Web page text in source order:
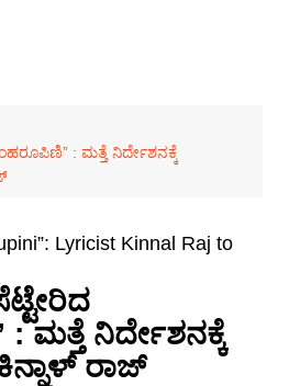
: ಮತ್ತೆ ನಿರ್ದೇಶನಕ್ಕೆ
Lyricist Kinnal Raj to
ಮತ್ತೆ ನಿರ್ದೇಶನಕ್ಕೆ
ರಾಜ್